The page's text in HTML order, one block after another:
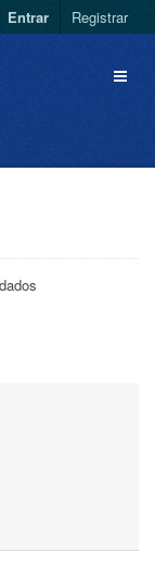
Entrar Registrar